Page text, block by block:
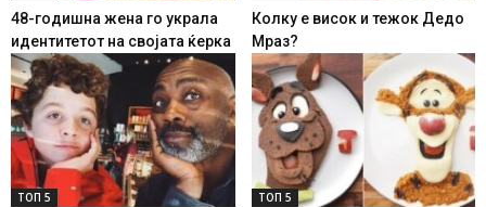
48-годишна жена го украла
идентитетот на својата ќерка
Колку е висок и тежок Дедо
Мраз?
ТОП 5 ТОП 5